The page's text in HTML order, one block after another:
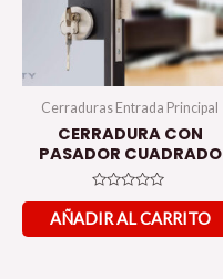
Cerraduras Entrada Principal
CERRADURA CON
PASADOR CUADRADO
Valorado
en
0
de
AÑADIR AL CARRITO